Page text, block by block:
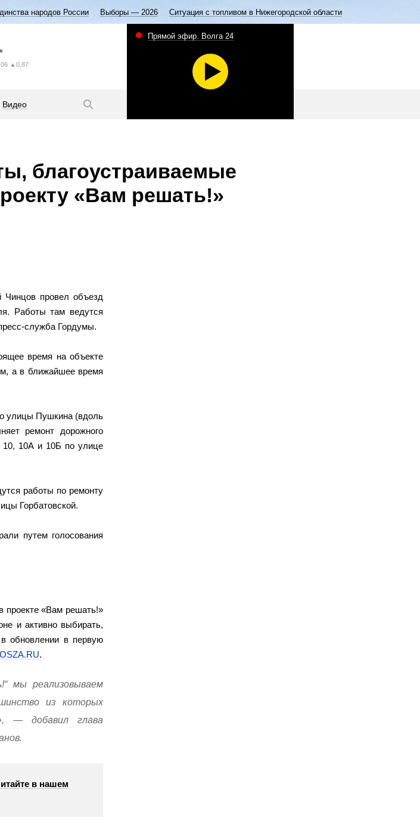
народов России Выборы — 2026 Ситуация с топливом в Нижегородской области
▲0,87
Видео
Прямой эфир. Волга 24
благоустраиваемые
«Вам решать!»
Чинцов провел объезд
Работы там ведутся
служба Гордумы.
время на объекте
а в ближайшее время
улицы Пушкина (вдоль
ремонт дорожного
10, 10А и 10Б по улице
работы по ремонту
Горбатовской.
путем голосования
проекте «Вам решать!»
и активно выбирать,
обновлении в первую
.
мы реализовываем
из которых
— добавил глава
в нашем